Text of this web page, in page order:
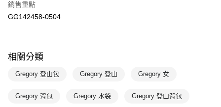
銷售重點
GG142458-0504
相關分類
Gregory 登山包 Gregory 登山 Gregory 女
Gregory 背包 Gregory 水袋 Gregory 登山背包